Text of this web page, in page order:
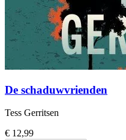
De schaduwvrienden
Tess Gerritsen
€ 12,99